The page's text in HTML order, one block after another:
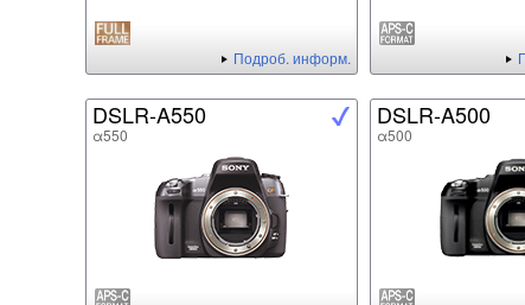
Подроб. информ.
DSLR-A550
α550
DSLR-A500
α500